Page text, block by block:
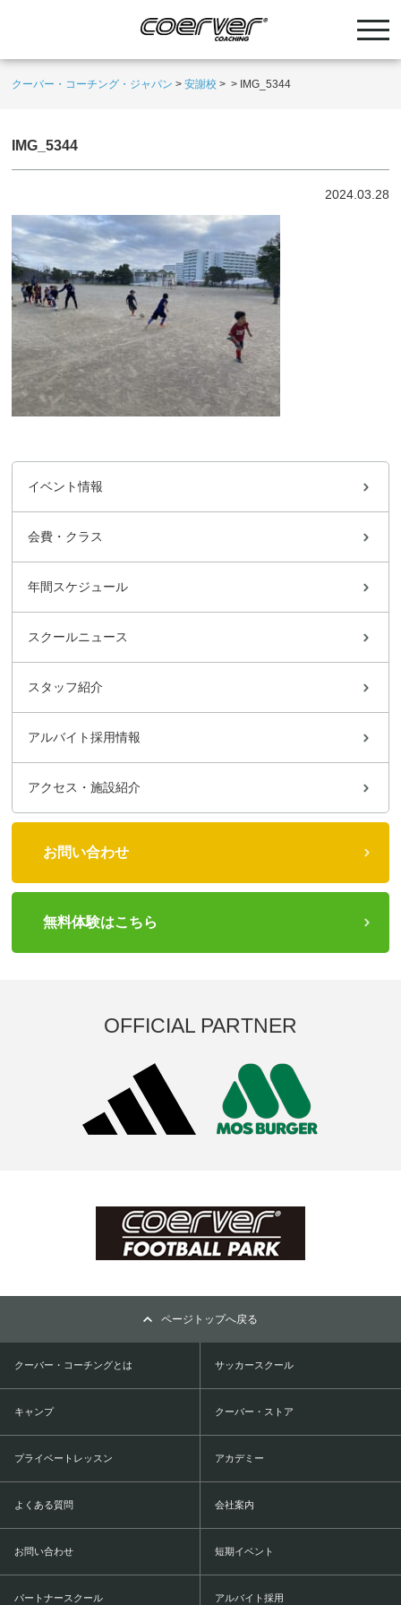
クーバー・コーチング・ジャパン >安謝校 > > IMG_5344
IMG_5344
2024.03.28
イベント情報
会費・クラス
年間スケジュール
スクールニュース
スタッフ紹介
アルバイト採用情報
アクセス・施設紹介
お問い合わせ
無料体験はこちら
OFFICIAL PARTNER
ページトップへ戻る
クーバー・コーチングとは サッカースクール
キャンプ クーバー・ストア
プライベートレッスン アカデミー
よくある質問 会社案内
お問い合わせ 短期イベント
パートナースクール アルバイト採用